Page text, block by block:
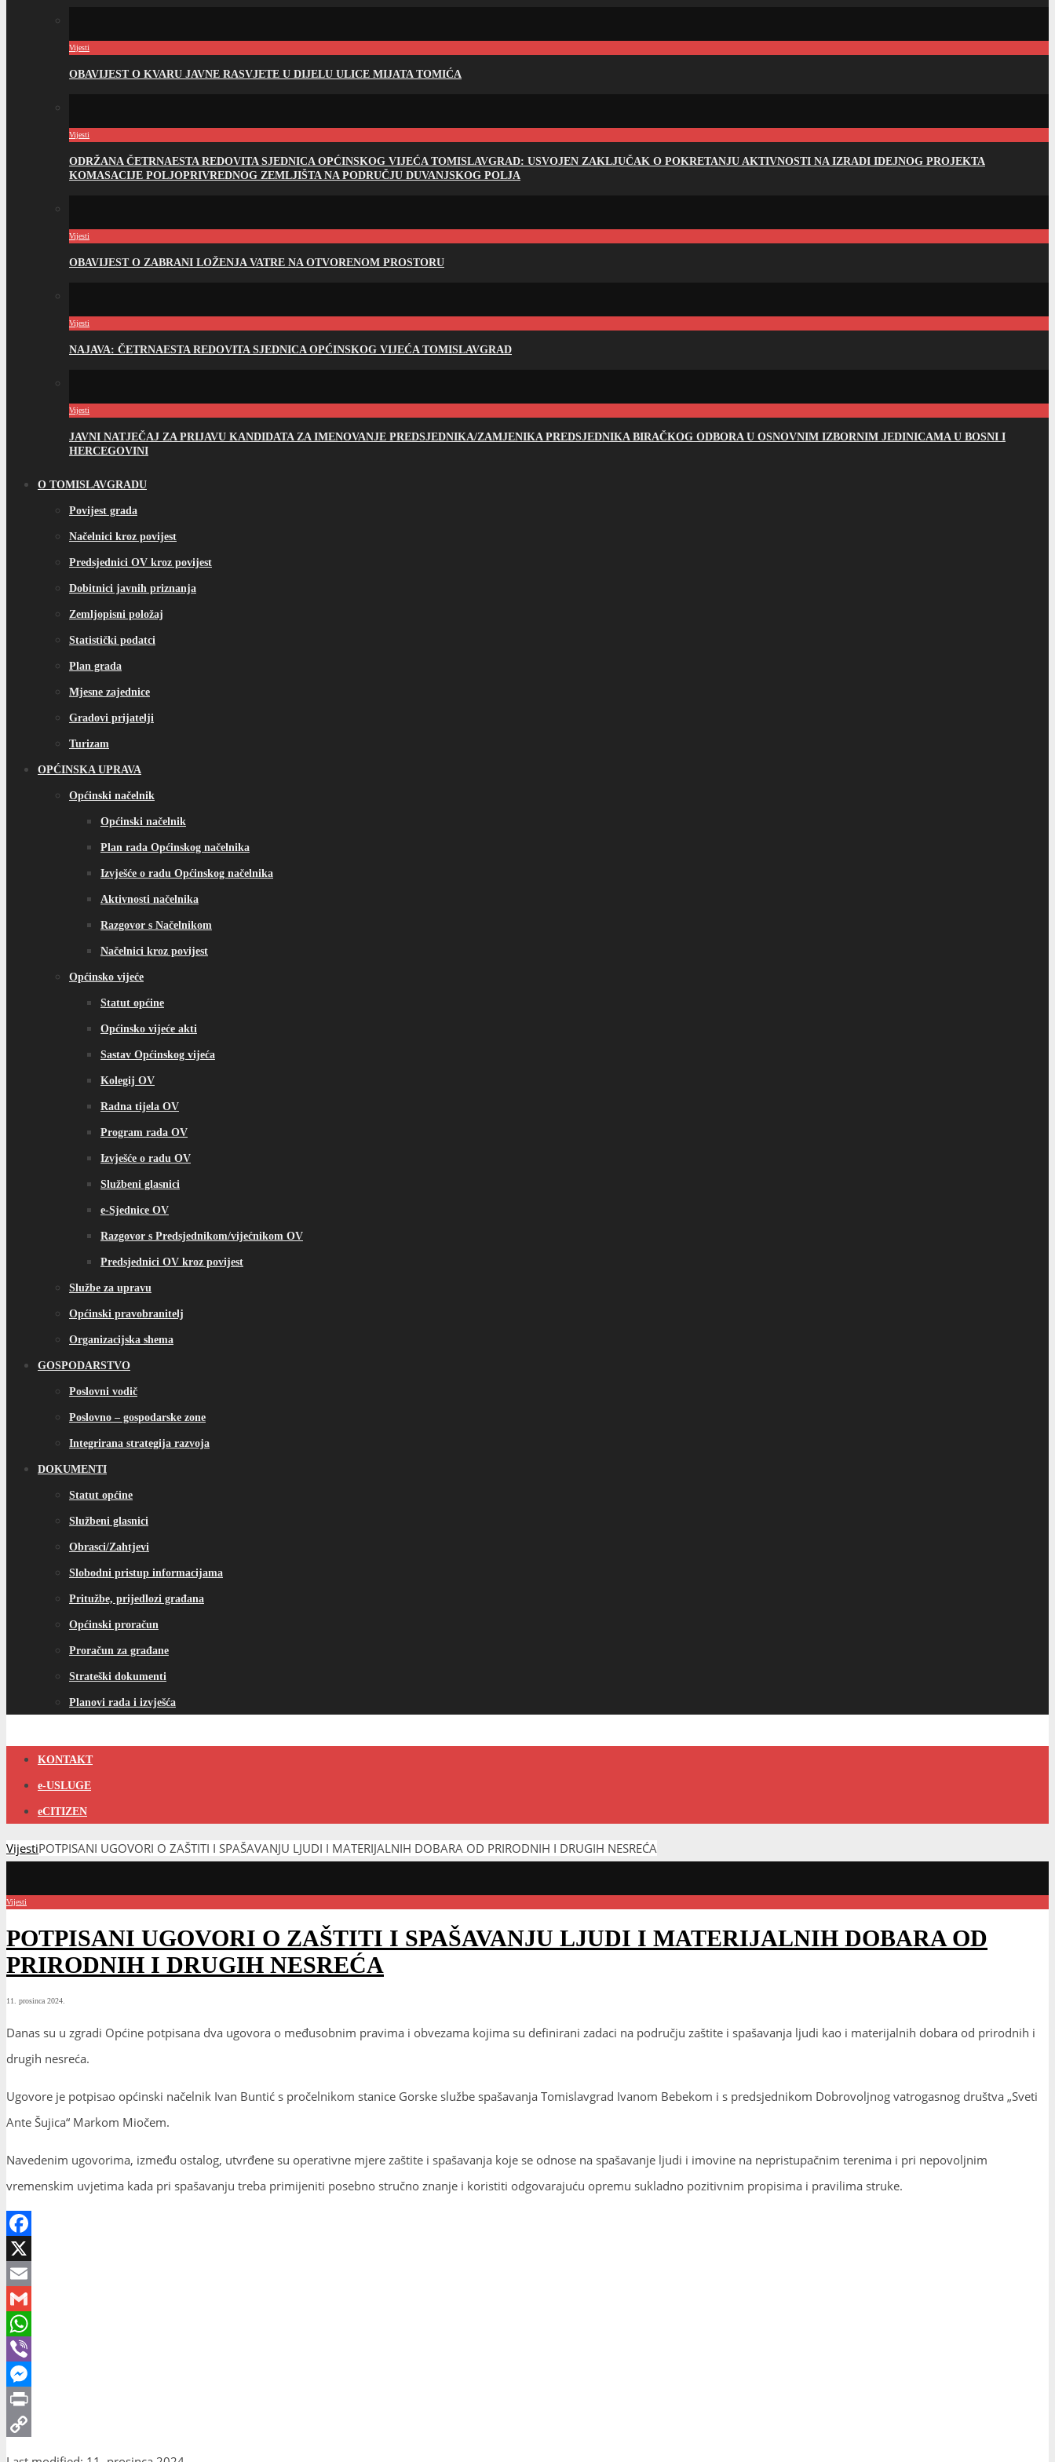
Vijesti
OBAVIJEST O KVARU JAVNE RASVJETE U DIJELU ULICE MIJATA TOMIĆA
Vijesti
ODRŽANA ČETRNAESTA REDOVITA SJEDNICA OPĆINSKOG VIJEĆA TOMISLAVGRAD: USVOJEN ZAKLJUČAK O POKRETANJU AKTIVNOSTI NA IZRADI IDEJNOG PROJEKTA
KOMASACIJE POLJOPRIVREDNOG ZEMLJIŠTA NA PODRUČJU DUVANJSKOG POLJA
Vijesti
OBAVIJEST O ZABRANI LOŽENJA VATRE NA OTVORENOM PROSTORU
Vijesti
NAJAVA: ČETRNAESTA REDOVITA SJEDNICA OPĆINSKOG VIJEĆA TOMISLAVGRAD
Vijesti
JAVNI NATJEČAJ ZA PRIJAVU KANDIDATA ZA IMENOVANJE PREDSJEDNIKA/ZAMJENIKA PREDSJEDNIKA BIRAČKOG ODBORA U OSNOVNIM IZBORNIM JEDINICAMA U BOSNI I
HERCEGOVINI
O TOMISLAVGRADU
Povijest grada
Načelnici kroz povijest
Predsjednici OV kroz povijest
Dobitnici javnih priznanja
Zemljopisni položaj
Statistički podatci
Plan grada
Mjesne zajednice
Gradovi prijatelji
Turizam
OPĆINSKA UPRAVA
Općinski načelnik
Općinski načelnik
Plan rada Općinskog načelnika
Izvješće o radu Općinskog načelnika
Aktivnosti načelnika
Razgovor s Načelnikom
Načelnici kroz povijest
Općinsko vijeće
Statut općine
Općinsko vijeće akti
Sastav Općinskog vijeća
Kolegij OV
Radna tijela OV
Program rada OV
Izvješće o radu OV
Službeni glasnici
e-Sjednice OV
Razgovor s Predsjednikom/vijećnikom OV
Predsjednici OV kroz povijest
Službe za upravu
Općinski pravobranitelj
Organizacijska shema
GOSPODARSTVO
Poslovni vodič
Poslovno – gospodarske zone
Integrirana strategija razvoja
DOKUMENTI
Statut općine
Službeni glasnici
Obrasci/Zahtjevi
Slobodni pristup informacijama
Pritužbe, prijedlozi građana
Općinski proračun
Proračun za građane
Strateški dokumenti
Planovi rada i izvješća
KONTAKT
e-USLUGE
eCITIZEN
VijestiPOTPISANI UGOVORI O ZAŠTITI I SPAŠAVANJU LJUDI I MATERIJALNIH DOBARA OD PRIRODNIH I DRUGIH NESREĆA
Vijesti
POTPISANI UGOVORI O ZAŠTITI I SPAŠAVANJU LJUDI I MATERIJALNIH DOBARA OD
PRIRODNIH I DRUGIH NESREĆA
11. prosinca 2024.
Danas su u zgradi Općine potpisana dva ugovora o međusobnim pravima i obvezama kojima su definirani zadaci na području zaštite i spašavanja ljudi kao i materijalnih dobara od prirodnih i
drugih nesreća.
Ugovore je potpisao općinski načelnik Ivan Buntić s pročelnikom stanice Gorske službe spašavanja Tomislavgrad Ivanom Bebekom i s predsjednikom Dobrovoljnog vatrogasnog društva „Sveti
Ante Šujica“ Markom Miočem.
Navedenim ugovorima, između ostalog, utvrđene su operativne mjere zaštite i spašavanja koje se odnose na spašavanje ljudi i imovine na nepristupačnim terenima i pri nepovoljnim
vremenskim uvjetima kada pri spašavanju treba primijeniti posebno stručno znanje i koristiti odgovarajuću opremu sukladno pozitivnim propisima i pravilima struke.
Facebook
X
Email
Gmail
WhatsApp
Viber
Messenger
Print